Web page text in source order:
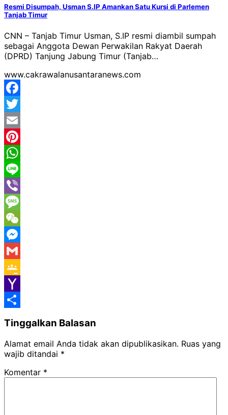
Resmi Disumpah, Usman S.IP Amankan Satu Kursi di Parlemen
Tanjab Timur
CNN – Tanjab Timur Usman, S.IP resmi diambil sumpah
sebagai Anggota Dewan Perwakilan Rakyat Daerah
(DPRD) Tanjung Jabung Timur (Tanjab…
www.cakrawalanusantaranews.com
Facebook
Twitter
Email
Pinterest
WhatsApp
Line
Viber
Message
WeChat
Messenger
Gmail
Google
Classroom
Yahoo
Tinggalkan Balasan
Alamat email Anda tidak akan dipublikasikan. Ruas yang
wajib ditandai *
Komentar *